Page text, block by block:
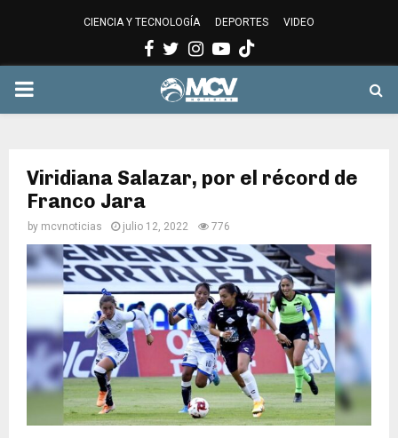
CIENCIA Y TECNOLOGÍA DEPORTES VIDEO
Facebook
Twitter
Instagram
Youtube
PRIMARY
Viridiana Salazar, por el récord de
Franco Jara
by mcvnoticias julio 12, 2022 776